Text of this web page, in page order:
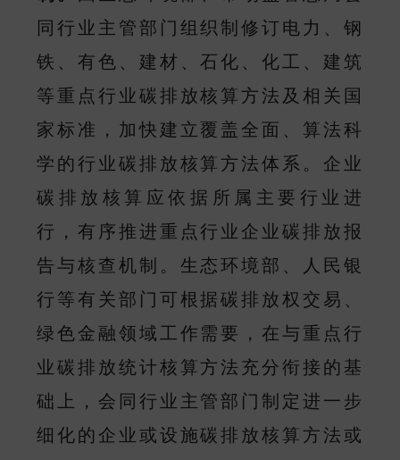
同行业主管部门组织制修订电力、钢
铁、有色、建材、石化、化工、建筑
等重点行业碳排放核算方法及相关国
家标准，加快建立覆盖全面、算法科
学的行业碳排放核算方法体系。企业
碳排放核算应依据所属主要行业进
行，有序推进重点行业企业碳排放报
告与核查机制。生态环境部、人民银
行等有关部门可根据碳排放权交易、
绿色金融领域工作需要，在与重点行
业碳排放统计核算方法充分衔接的基
础上，会同行业主管部门制定进一步
细化的企业或设施碳排放核算方法或